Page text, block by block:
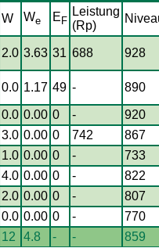
W We E F
Leistung
(Rp)
2.0 3.63 31 688 928
0.0 1.17 49 - 890
0.0 0.00 0 -
920
3.0 0.00 0 742
867
1.0 0.00 0 -
733
4.0 0.00 0 -
822
2.0 0.00 0 -
807
0.0 0.00 0 -
770
12 4.8 - - 859